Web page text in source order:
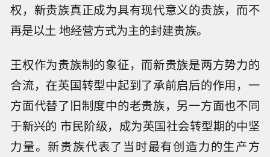
权，新贵族真正成为具有现代意义的贵族，而不
再是以土 地经营方式为主的封建贵族。
王权作为贵族制的象征，而新贵族是两方势力的
合流，在英国转型中起到了承前启后的作用，一
方面代替了旧制度中的老贵族，另一方面也不同
于新兴的 市民阶级，成为英国社会转型期的中坚
力量。新贵族代表了当时最有创造力的生产方